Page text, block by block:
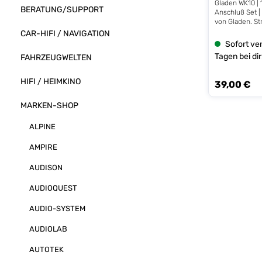
BERATUNG/SUPPORT
CAR-HIFI / NAVIGATION
FAHRZEUGWELTEN
HIFI / HEIMKINO
MARKEN-SHOP
ALPINE
AMPIRE
AUDISON
AUDIOQUEST
AUDIO-SYSTEM
AUDIOLAB
AUTOTEK
Gladen WK10
Anschluß Set
von Gladen.
Technische
10qmm
Minuskabel
Batterie 1x
Karosserie
Sofort
Tagen bei
Regulärer
39,00 €